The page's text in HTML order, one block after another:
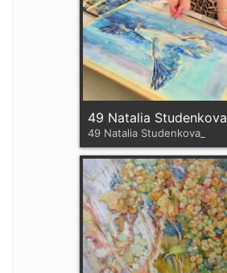
49 Natalia Studenkova_
49 Natalia Studenkova_